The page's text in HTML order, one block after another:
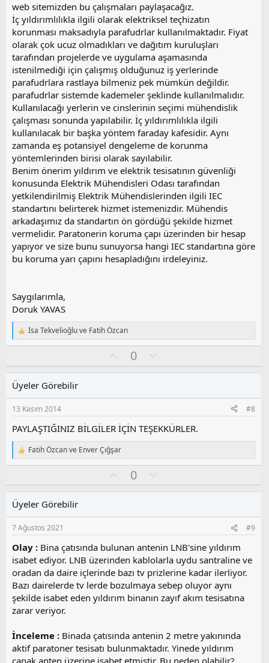
web sitemizden bu çalışmaları paylaşacağız.
İç yıldırımlılıkla ilgili olarak elektriksel teçhizatın
korunması maksadıyla parafudrlar kullanılmaktadır. Fiyat
olarak çok ucuz olmadıkları ve dağıtım kuruluşları
tarafından projelerde ve uygulama aşamasında
istenilmediği için çalışmış olduğunuz iş yerlerinde
parafudrlara rastlaya bilmeniz pek mümkün değildir.
parafudrlar sistemde kademeler şeklinde kullanılmalıdır.
Kullanılacağı yerlerin ve cinslerinin seçimi mühendislik
çalışması sonunda yapılabilir. İç yıldırımlılıkla ilgili
kullanılacak bir başka yöntem faraday kafesidir. Aynı
zamanda eş potansiyel dengeleme de korunma
yöntemlerinden birisi olarak sayılabilir.
Benim önerim yıldırım ve elektrik tesisatının güvenliği
konusunda Elektrik Mühendisleri Odası tarafından
yetkilendirilmiş Elektrik Mühendislerinden ilgili IEC
standartını belirterek hizmet istemenizdir. Mühendis
arkadaşımız da standartın ön gördüğü şekilde hizmet
vermelidir. Paratonerin koruma çapı üzerinden bir hesap
yapıyor ve size bunu sunuyorsa hangi IEC standartına göre
bu koruma yarı çapını hesapladığını irdeleyiniz.
Saygılarımla,
Doruk YAVAS
T
e
i
l
e
r
:
İsa Tekvelioğluve Fatih Özcan
y
0
l
s
u
z
o
l
Üyeler Görebilir
13 Kasım 2014 #8
PAYLAŞTIĞINIZ BİLGİLER İÇİN TEŞEKKÜRLER.
T
e
i
l
e
r
Fatih Özcanve Enver Çığşar
y
0
l
s
u
z
o
y
l
a
Üyeler Görebilir
7 Ağustos 2021 #9
Olay : Bina çatısında bulunan antenin LNB'sine yıldırım
isabet ediyor. LNB üzerinden kablolarla uydu santraline ve
oradan da daire içlerinde bazı tv prizlerine kadar ilerliyor.
Bazı dairelerde tv lerde bozulmaya sebep oluyor aynı
şekilde isabet eden yıldırım binanın zayıf akım tesisatına
zarar veriyor.
İnceleme : Binada çatısında antenin 2 metre yakınında
aktif paratoner tesisatı bulunmaktadır. Yinede yıldırım